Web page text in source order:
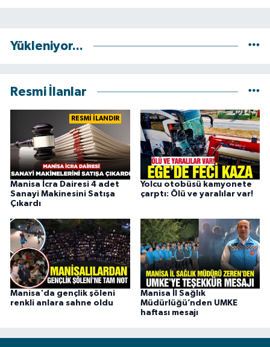
Yükleniyor...
Resmi İlanlar
RESMİ İLANDIR
Manisa İcra Dairesi 4 adet
Sanayi Makinesini Satışa
Çıkardı
Yolcu otobüsü kamyonete
çarptı: Ölü ve yaralılar var!
Manisa'da gençlik şöleni
renkli anlara sahne oldu
Manisa İl Sağlık
Müdürlüğü’nden UMKE
haftası mesajı